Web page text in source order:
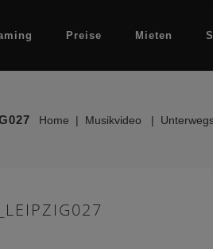
Preise Mieten
Home | Musikvideo |